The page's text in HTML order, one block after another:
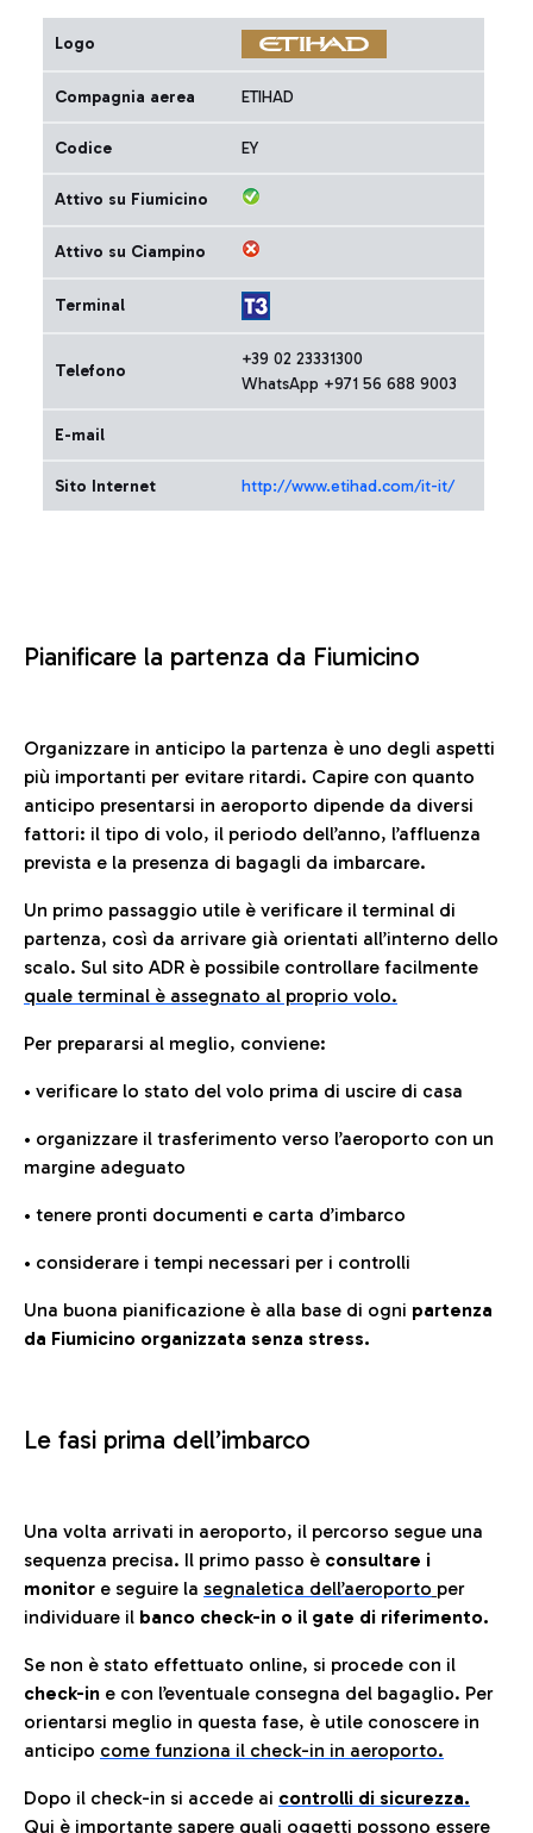
Logo
Compagnia aerea ETIHAD
Codice EY
Attivo su Fiumicino
Attivo su Ciampino
Terminal
Telefono
+39 02 23331300
WhatsApp +971 56 688 9003
E-mail
Sito Internet http://www.etihad.com/it-it/
Pianificare la partenza da Fiumicino
Organizzare in anticipo la partenza è uno degli aspetti
più importanti per evitare ritardi. Capire con quanto
anticipo presentarsi in aeroporto dipende da diversi
fattori: il tipo di volo, il periodo dell’anno, l’affluenza
prevista e la presenza di bagagli da imbarcare.
Un primo passaggio utile è verificare il terminal di
partenza, così da arrivare già orientati all’interno dello
scalo. Sul sito ADR è possibile controllare facilmente
quale terminal è assegnato al proprio volo.
Per prepararsi al meglio, conviene:
• verificare lo stato del volo prima di uscire di casa
• organizzare il trasferimento verso l’aeroporto con un
margine adeguato
• tenere pronti documenti e carta d’imbarco
• considerare i tempi necessari per i controlli
Una buona pianificazione è alla base di ogni partenza
da Fiumicino organizzata senza stress.
Le fasi prima dell’imbarco
Una volta arrivati in aeroporto, il percorso segue una
sequenza precisa. Il primo passo è consultare i
monitor e seguire la segnaletica dell’aeroporto per
individuare il banco check-in o il gate di riferimento.
Se non è stato effettuato online, si procede con il
check-in e con l’eventuale consegna del bagaglio. Per
orientarsi meglio in questa fase, è utile conoscere in
anticipo come funziona il check-in in aeroporto.
Dopo il check-in si accede ai controlli di sicurezza.
Qui è importante sapere quali oggetti possono essere